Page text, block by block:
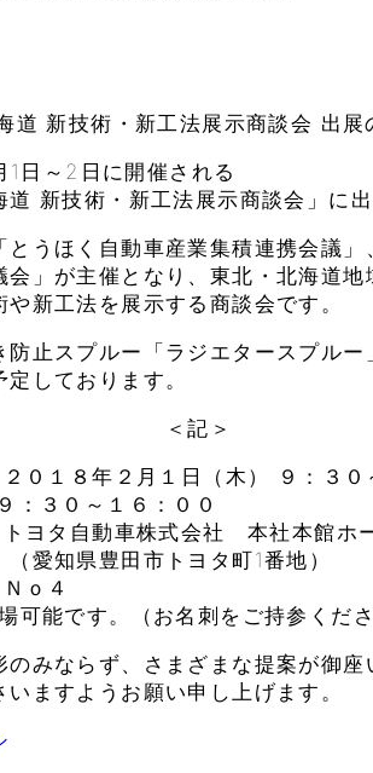
道 新技術・新工法展示商談会 出展
日～2日に開催される
道 新技術・新工法展示商談会」に
とうほく自動車産業集積連携会議
会」が主催となり、東北・北海道
新工法を展示する商談会です。
防止スプルー「ラジエタースプル
しております。
＞
１８年２月１日（木） ９：３０
：３０～１６：００
タ自動車株式会社 本社本館ホ
市トヨタ町1番地）
ｏ４
可能です。（お名刺をご持参くだ
のみならず、さまざまな提案が御座
ますようお願い申し上げます。